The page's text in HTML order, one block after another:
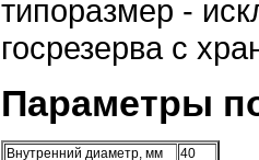
типоразмер -
госрезерва с
Параметры
Внутренний диаметр, мм
40